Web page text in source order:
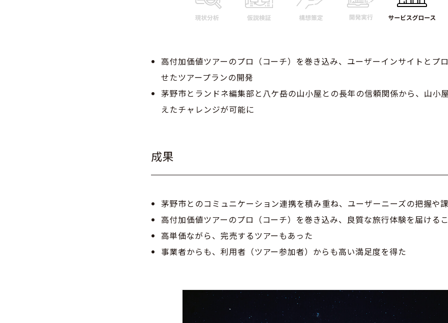
高付加価値ツアーのプロ（コーチ）を巻き込み、ユーザーインサイトとプ
せたツアープランの開発
茅野市とランドネ編集部と八ケ岳の山小屋との長年の信頼関係から、山小
えたチャレンジが可能に
成果
茅野市とのコミュニケーション連携を積み重ね、ユーザーニーズの把握や
高付加価値ツアーのプロ（コーチ）を巻き込み、良質な旅行体験を届ける
高単価ながら、完売するツアーもあった
事業者からも、利用者（ツアー参加者）からも高い満足度を得た